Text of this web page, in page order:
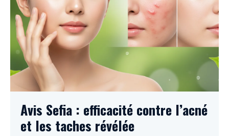
Avis Sefia : efficacité contre l’acné
et les taches révélée